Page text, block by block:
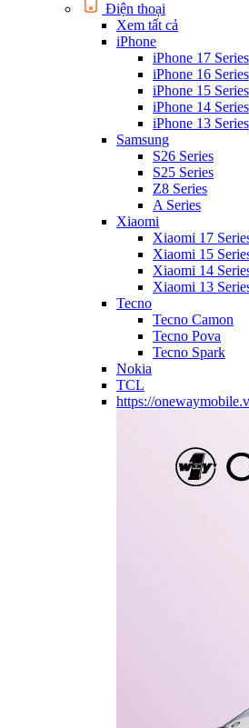
Điện thoại
Xem tất cả
iPhone
iPhone 17 Series
iPhone 16 Series
iPhone 15 Series
iPhone 14 Series
iPhone 13 Series
Samsung
S26 Series
S25 Series
Z8 Series
A Series
Xiaomi
Xiaomi 17
Xiaomi 15
Xiaomi 14
Xiaomi 13
Tecno
Tecno Camon
Tecno Pova
Tecno Spark
Nokia
TCL
https://